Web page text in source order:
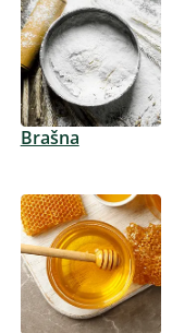
Brašna